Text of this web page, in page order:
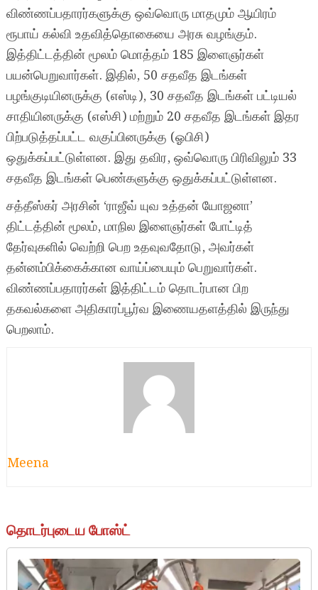
விண்ணப்பதாரர்களுக்கு ஒவ்வொரு மாதமும் ஆயிரம்
ரூபாய் கல்வி உதவித்தொகையை அரசு வழங்கும்.
இத்திட்டத்தின் மூலம் மொத்தம் 185 இளைஞர்கள்
பயன்பெறுவார்கள். இதில், 50 சதவீத இடங்கள்
பழங்குடியினருக்கு (எஸ்டி), 30 சதவீத இடங்கள் பட்டியல்
சாதியினருக்கு (எஸ்சி) மற்றும் 20 சதவீத இடங்கள் இதர
பிற்படுத்தப்பட்ட வகுப்பினருக்கு (ஓபிசி)
ஒதுக்கப்பட்டுள்ளன. இது தவிர, ஒவ்வொரு பிரிவிலும் 33
சதவீத இடங்கள் பெண்களுக்கு ஒதுக்கப்பட்டுள்ளன.
சத்தீஸ்கர் அரசின் ‘ராஜீவ் யுவ உத்தன் யோஜனா’
திட்டத்தின் மூலம், மாநில இளைஞர்கள் போட்டித்
தேர்வுகளில் வெற்றி பெற உதவுவதோடு, அவர்கள்
தன்னம்பிக்கைக்கான வாய்ப்பையும் பெறுவார்கள்.
விண்ணப்பதாரர்கள் இத்திட்டம் தொடர்பான பிற
தகவல்களை அதிகாரப்பூர்வ இணையதளத்தில் இருந்து
பெறலாம்.
Meena
தொடர்புடைய போஸ்ட்